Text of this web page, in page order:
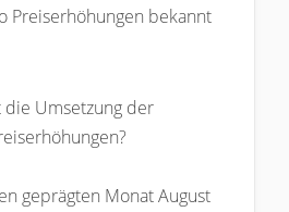
Preiserhöhungen bekannt
die Umsetzung der
geprägten Monat August